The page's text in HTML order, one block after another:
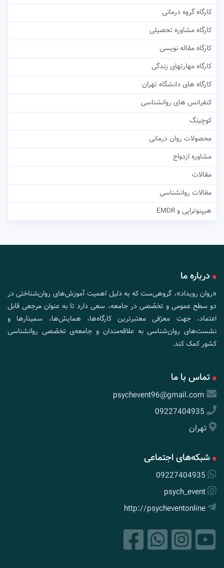
کارگاه گروه درمانی
کارگاه مشاوره تحصیلی
کارگاه مقاله نویسی
کارگاه مهارتهای زندگی
کارگاه های دانشگاه تهران
کنفرانس های روانشناسی
کوچینگ
محصولات روان درمانی
مشاوره ازدواج
مقالات
مقالات روانشناسی
هیپنوتراپی و EMDR
درباره ما
«روان رویداد»، گروهی‌ست که به دلیل اهمیت آموزش‌های روان‌شناختی در
دو سطح عمومی و تخصّصی در جامعه، سعی دارد تا به عنوان مرجعی قابل
اعتماد، جهت معرّفی معتبرترین کارگاه‌ها، همایش‌ها، سمینارها و
نشست‌های روان‌شناسی به علاقه‌مندان و جامعه‌ی تخصّصی روانشناسی
کشور کمک کند.
تماس با ما
psychevent96@gmail.com
09227404935
تهران
شبکه‌های اجتماعی
09227404935
psych_event
http://psycheventonline